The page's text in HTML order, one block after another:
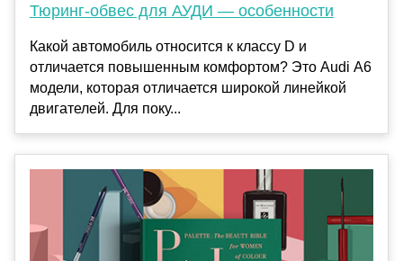
Тюринг-обвес для АУДИ — особенности
Какой автомобиль относится к классу D и
отличается повышенным комфортом? Это Audi А6
модели, которая отличается широкой линейкой
двигателей. Для поку...